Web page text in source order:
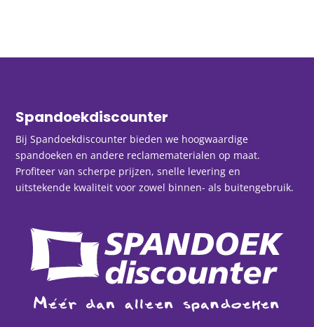
Spandoekdiscounter
Bij Spandoekdiscounter bieden we hoogwaardige
spandoeken en andere reclamematerialen op maat.
Profiteer van scherpe prijzen, snelle levering en
uitstekende kwaliteit voor zowel binnen- als buitengebruik.